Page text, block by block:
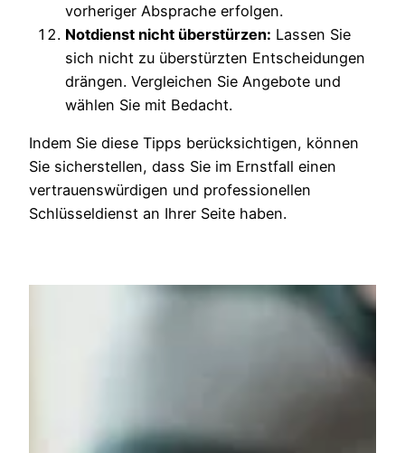
vorheriger Absprache erfolgen.
Notdienst nicht überstürzen: Lassen Sie
sich nicht zu überstürzten Entscheidungen
drängen. Vergleichen Sie Angebote und
wählen Sie mit Bedacht.
Indem Sie diese Tipps berücksichtigen, können
Sie sicherstellen, dass Sie im Ernstfall einen
vertrauenswürdigen und professionellen
Schlüsseldienst an Ihrer Seite haben.